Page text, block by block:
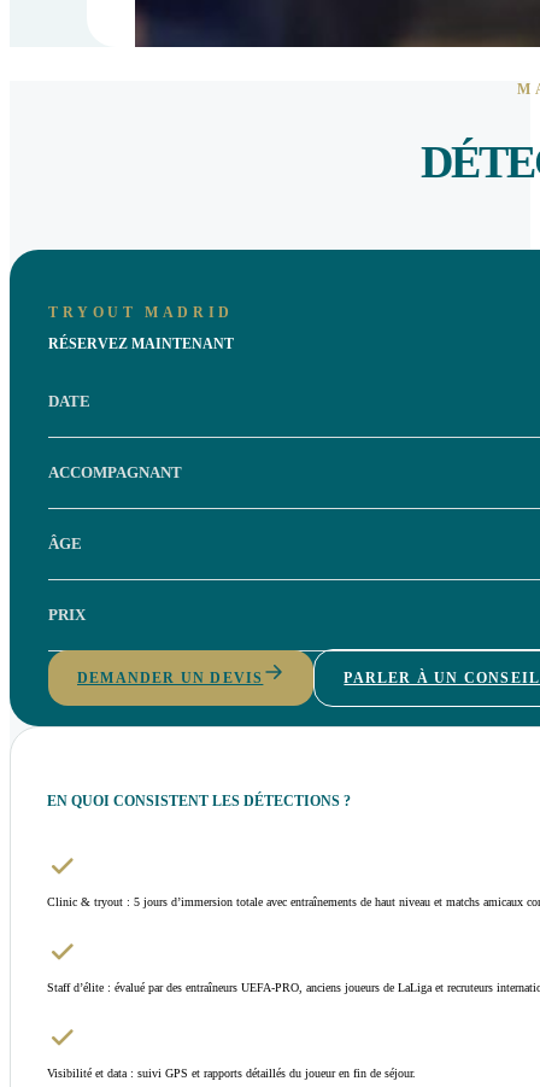
TRYOUT MADRID
RÉSERVEZ MAINTENANT
DATE
ACCOMPAGNANT
ÂGE
PRIX
DEMANDER UN DEVIS PARLER À UN
EN QUOI CONSISTENT LES DÉTECTIONS ?
Clinic & tryout : 5 jours d’immersion totale avec entraînements de haut niveau et matchs amicaux
Staff d’élite : évalué par des entraîneurs UEFA-PRO, anciens joueurs de LaLiga et recruteurs
Visibilité et data : suivi GPS et rapports détaillés du joueur en fin de séjour.